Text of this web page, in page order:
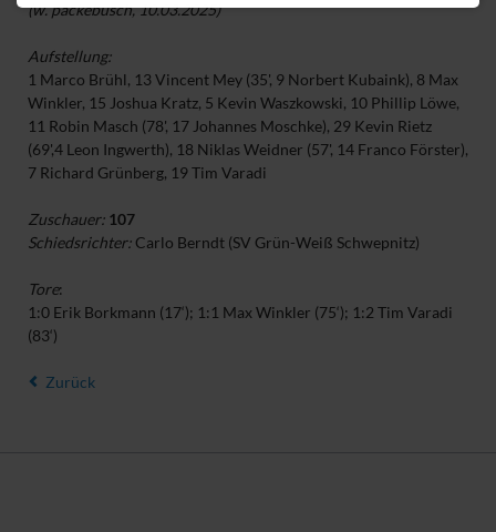
(w. packebusch, 10.03.2025)
Aufstellung:
1 Marco Brühl, 13 Vincent Mey (35', 9 Norbert Kubaink), 8 Max
Winkler, 15 Joshua Kratz, 5 Kevin Waszkowski, 10 Phillip Löwe,
11 Robin Masch (78', 17 Johannes Moschke), 29 Kevin Rietz
(69',4 Leon Ingwerth), 18 Niklas Weidner (57', 14 Franco Förster),
7 Richard Grünberg, 19 Tim Varadi
Zuschauer: 107
Schiedsrichter:Carlo Berndt (SV Grün-Weiß Schwepnitz)
Tore:
1:0 Erik Borkmann (17‘); 1:1 Max Winkler (75‘); 1:2 Tim Varadi
(83‘)
Zurück